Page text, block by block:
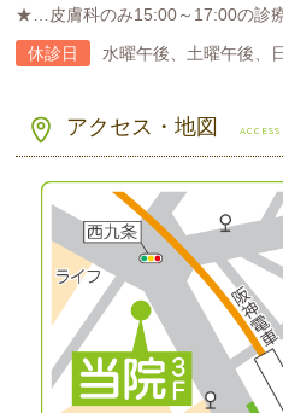
★…皮膚科のみ15:00～17:00の診療
休診日
水曜午後、土曜午後、
アクセス・地図ACCESS